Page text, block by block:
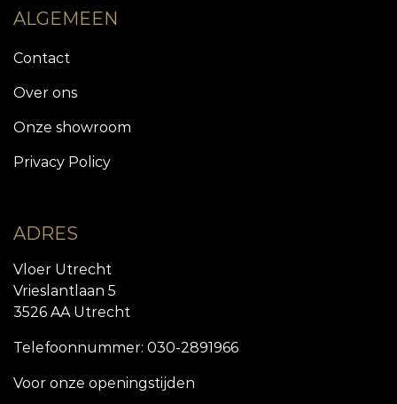
ALGEMEEN
Contact
Over ons
Onze showroom
Privacy Policy
ADRES
Vloer Utrecht
Vrieslantlaan 5
3526 AA Utrecht
Telefoonnummer: 030-2891966
Voor onze openingstijden